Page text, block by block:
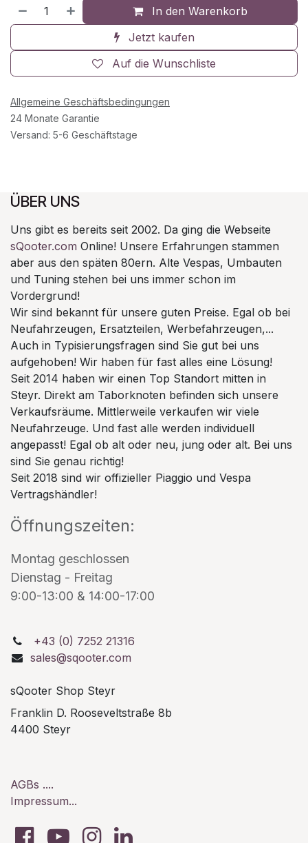
In den Warenkorb
Jetzt kaufen
Auf die Wunschliste
Allgemeine Geschäftsbedingungen
24 Monate Garantie
Versand: 5-6 Geschäftstage
ÜBER UNS
Uns gibt es bereits seit 2002. Da ging die Webseite
sQooter.com Online! Unsere Erfahrungen stammen
aber aus den späten 80ern. Alte Vespas, Umbauten
und Tuning stehen bei uns immer schon im
Vordergrund!
Wir sind bekannt für unsere guten Preise. Egal ob bei
Neufahrzeugen, Ersatzteilen, Werbefahrzeugen,...
Auch in Typisierungsfragen sind Sie gut bei uns
aufgehoben! Wir haben für fast alles eine Lösung!
Seit 2014 haben wir einen Top Standort mitten in
Steyr. Direkt am Taborknoten befinden sich unsere
Verkaufsräume. Mittlerweile verkaufen wir viele
Neufahrzeuge. Und fast alle werden individuell
angepasst! Egal ob alt oder neu, jung oder alt. Bei uns
sind Sie genau richtig!
Seit 2018 sind wir offizieller Piaggio und Vespa
Vertragshändler!
Öffnungszeiten:
Montag geschlossen
Dienstag - Freitag
9:00-13:00 & 14:00-17:00
+43 (0) 7252 21316
sales@sqooter.com
sQooter Shop Steyr
Franklin D. Rooseveltstraße 8b
4400 Steyr
AGBs ....
Impressum...